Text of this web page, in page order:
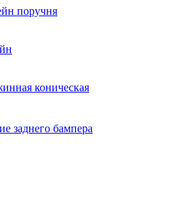
поручня
коническая
заднего бампера